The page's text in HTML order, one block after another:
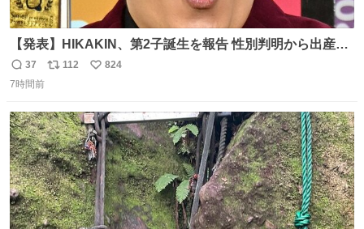
【発表】HIKAKIN、第2子誕生を報告 性別判明から出産ま
で半年以上の記録を公開
news.livedoor.com/article/detail… HIKAKINが9日、
たことを報告。「てんやわんやの半年間でしたが、命がけ
で頑張ってくれた妻には感謝しかありません」と記した。
返
信
37
リ
ト
数
112
い
数
824
7時間前